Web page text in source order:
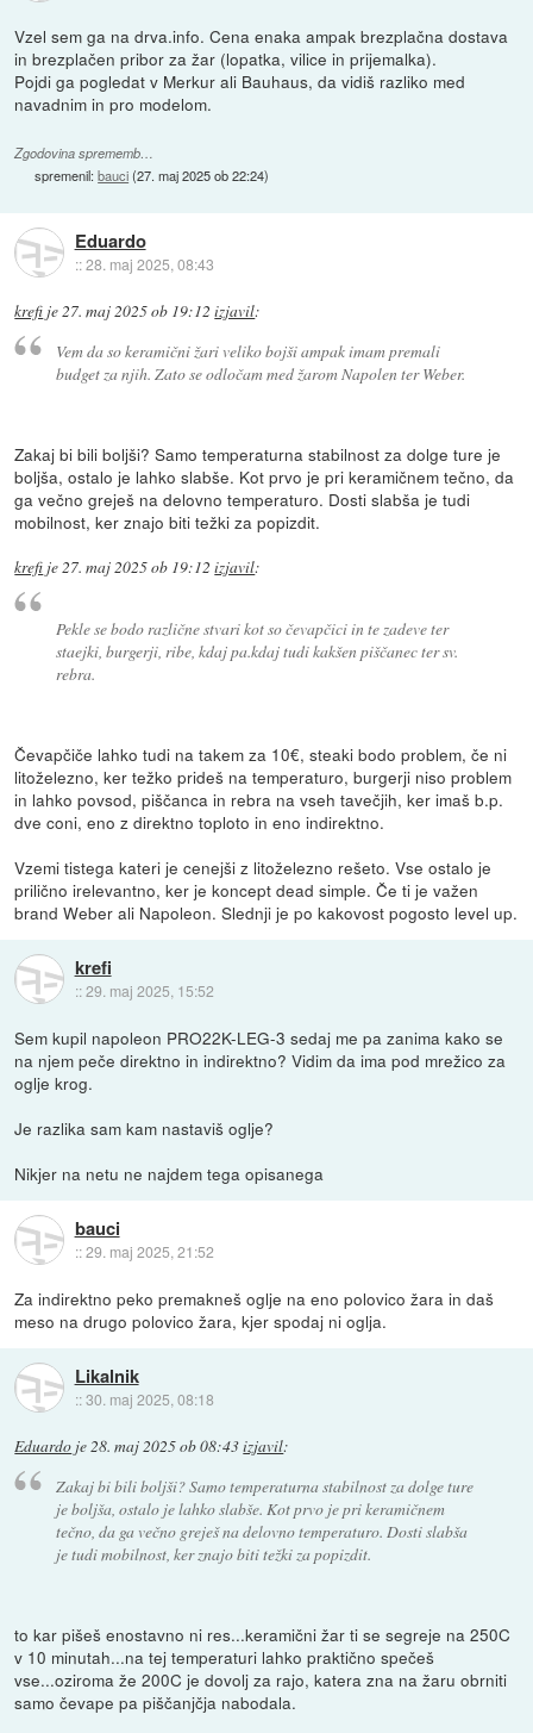
Vzel sem ga na drva.info. Cena enaka ampak brezplačna dostava
in brezplačen pribor za žar (lopatka, vilice in prijemalka).
Pojdi ga pogledat v Merkur ali Bauhaus, da vidiš razliko med
navadnim in pro modelom.
Zgodovina sprememb…
spremenil:bauci(27. maj 2025 ob 22:24)
Eduardo
::28. maj 2025, 08:43
krefi je27. maj 2025 ob 19:12 izjavil:
Vem da so keramični žari veliko bojši ampak imam premali
budget za njih. Zato se odločam med žarom Napolen ter Weber.
Zakaj bi bili boljši? Samo temperaturna stabilnost za dolge ture je
boljša, ostalo je lahko slabše. Kot prvo je pri keramičnem tečno, da
ga večno greješ na delovno temperaturo. Dosti slabša je tudi
mobilnost, ker znajo biti težki za popizdit.
krefi je27. maj 2025 ob 19:12 izjavil:
Pekle se bodo različne stvari kot so čevapčici in te zadeve ter
staejki, burgerji, ribe, kdaj pa.kdaj tudi kakšen piščanec ter sv.
rebra.
Čevapčiče lahko tudi na takem za 10€, steaki bodo problem, če ni
litoželezno, ker težko prideš na temperaturo, burgerji niso problem
in lahko povsod, piščanca in rebra na vseh tavečjih, ker imaš b.p.
dve coni, eno z direktno toploto in eno indirektno.
Vzemi tistega kateri je cenejši z litoželezno rešeto. Vse ostalo je
prilično irelevantno, ker je koncept dead simple. Če ti je važen
brand Weber ali Napoleon. Slednji je po kakovost pogosto level up.
krefi
::29. maj 2025, 15:52
Sem kupil napoleon PRO22K-LEG-3 sedaj me pa zanima kako se
na njem peče direktno in indirektno? Vidim da ima pod mrežico za
oglje krog.
Je razlika sam kam nastaviš oglje?
Nikjer na netu ne najdem tega opisanega
bauci
::29. maj 2025, 21:52
Za indirektno peko premakneš oglje na eno polovico žara in daš
meso na drugo polovico žara, kjer spodaj ni oglja.
Likalnik
::30. maj 2025, 08:18
Eduardo je28. maj 2025 ob 08:43izjavil:
Zakaj bi bili boljši? Samo temperaturna stabilnost za dolge ture
je boljša, ostalo je lahko slabše. Kot prvo je pri keramičnem
tečno, da ga večno greješ na delovno temperaturo. Dosti slabša
je tudi mobilnost, ker znajo biti težki za popizdit.
to kar pišeš enostavno ni res...keramični žar ti se segreje na 250C
v 10 minutah...na tej temperaturi lahko praktično spečeš
vse...oziroma že 200C je dovolj za rajo, katera zna na žaru obrniti
samo čevape pa piščanjčja nabodala.